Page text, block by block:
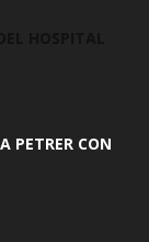
PETRER CON